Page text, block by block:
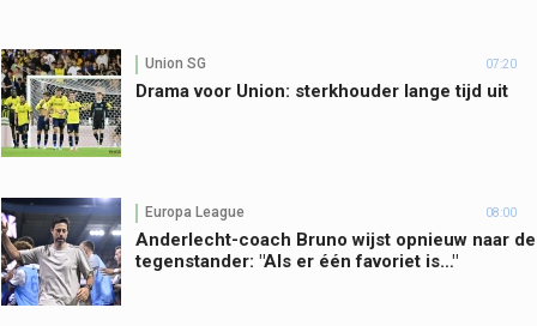
Union SG 07:20
Drama voor Union: sterkhouder lange tijd uit
Europa League 08:00
Anderlecht-coach Bruno wijst opnieuw naar de
tegenstander: "Als er één favoriet is…"